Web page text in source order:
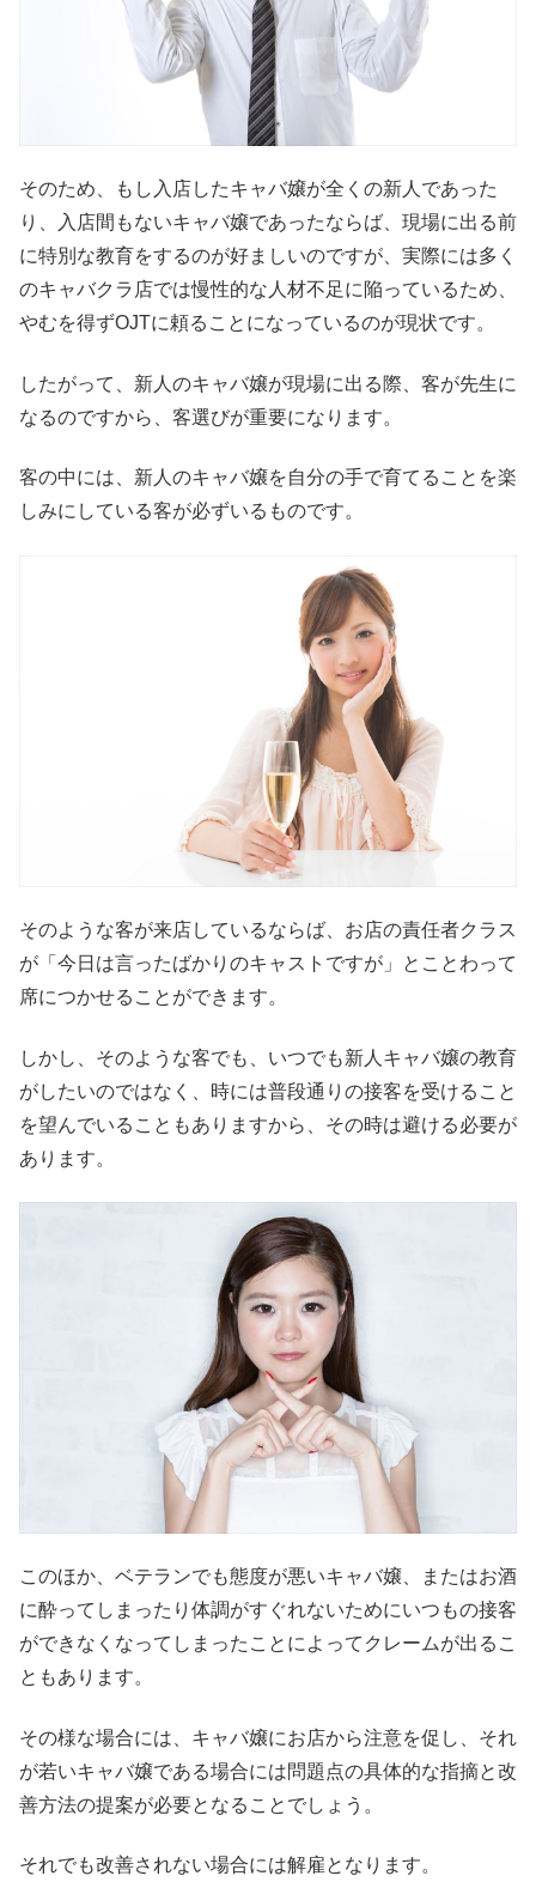
そのため、もし入店したキャバ嬢が全くの新人であった
り、入店間もないキャバ嬢であったならば、現場に出る前
に特別な教育をするのが好ましいのですが、実際には多く
のキャバクラ店では慢性的な人材不足に陥っているため、
やむを得ずOJTに頼ることになっているのが現状です。
したがって、新人のキャバ嬢が現場に出る際、客が先生に
なるのですから、客選びが重要になります。
客の中には、新人のキャバ嬢を自分の手で育てることを楽
しみにしている客が必ずいるものです。
そのような客が来店しているならば、お店の責任者クラス
が「今日は言ったばかりのキャストですが」とことわって
席につかせることができます。
しかし、そのような客でも、いつでも新人キャバ嬢の教育
がしたいのではなく、時には普段通りの接客を受けること
を望んでいることもありますから、その時は避ける必要が
あります。
このほか、ベテランでも態度が悪いキャバ嬢、またはお酒
に酔ってしまったり体調がすぐれないためにいつもの接客
ができなくなってしまったことによってクレームが出るこ
ともあります。
その様な場合には、キャバ嬢にお店から注意を促し、それ
が若いキャバ嬢である場合には問題点の具体的な指摘と改
善方法の提案が必要となることでしょう。
それでも改善されない場合には解雇となります。